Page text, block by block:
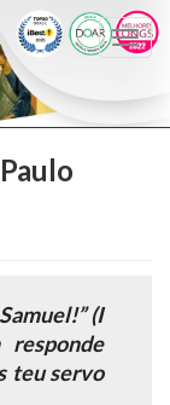
(I
teu servo